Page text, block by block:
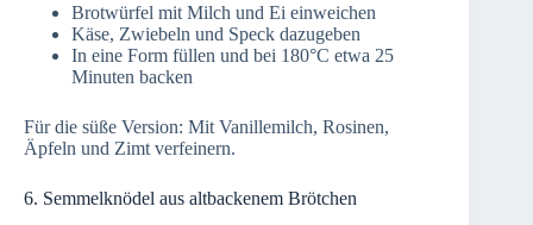
Brotwürfel mit Milch und Ei einweichen
Käse, Zwiebeln und Speck dazugeben
In eine Form füllen und bei 180°C etwa 25
Minuten backen
Für die süße Version: Mit Vanillemilch, Rosinen,
Äpfeln und Zimt verfeinern.
6. Semmelknödel aus altbackenem Brötchen